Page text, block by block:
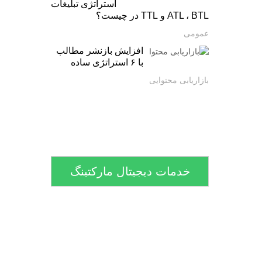
استراتژی تبلیغات
ATL ، BTL و TTL در چیست؟
عمومی
افزایش بازنشر مطالب
با ۶ استراتژی ساده
بازاریابی محتوایی
خدمات دیجیتال مارکتینگ